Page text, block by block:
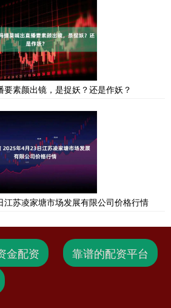
素颜出镜，是捉妖？还是作妖？
江苏凌家塘市场发展有限公司价格行情
金配资
靠谱的配资平台